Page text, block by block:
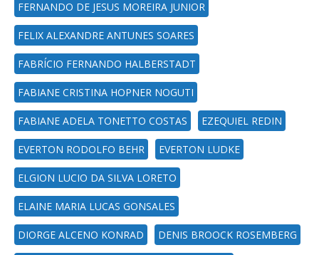
FERNANDO DE JESUS MOREIRA JUNIOR
FELIX ALEXANDRE ANTUNES SOARES
FABRÍCIO FERNANDO HALBERSTADT
FABIANE CRISTINA HOPNER NOGUTI
FABIANE ADELA TONETTO COSTAS EZEQUIEL REDIN
EVERTON RODOLFO BEHR EVERTON LUDKE
ELGION LUCIO DA SILVA LORETO
ELAINE MARIA LUCAS GONSALES
DIORGE ALCENO KONRAD DENIS BROOCK ROSEMBERG